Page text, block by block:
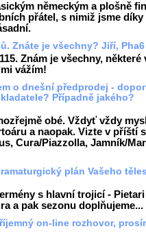
německým a plošně
přátel, s nimiž jsme díky
Znáte je všechny? Jiří, Pha6
Znám je všechny, některé
vážím!
o dnešní předprodej -
Případně jakého?
obé. Vždyť vždy
a naopak. Vizte v příští
Cura/Piazzolla, Jamník/
plán Vašeho
s hlavní trojicí - Pietari
a pak sezonu doplňujeme...
on-line rozhovor,